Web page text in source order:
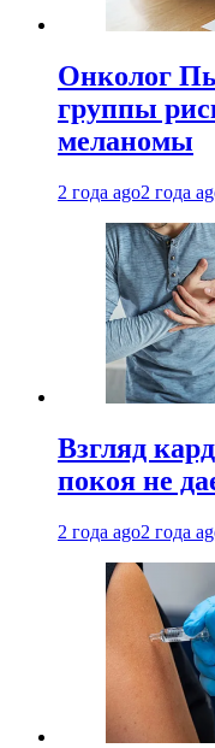
Онколог
группы
меланомы
2 года ago2 года
Взгляд
покоя не
2 года ago2 года